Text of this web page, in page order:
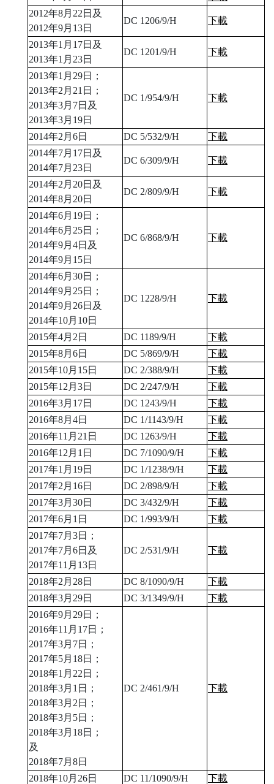
2012年8月22日及
2012年9月13日
DC 1206/9/H 下載
2013年1月17日及
2013年1月23日
DC 1201/9/H 下載
2013年1月29日；
2013年2月21日；
2013年3月7日及
2013年3月19日
DC 1/954/9/H 下載
2014年2月6日 DC 5/532/9/H
下載
2014年7月17日及
2014年7月23日
DC 6/309/9/H 下載
2014年2月20日及
2014年8月20日
DC 2/809/9/H 下載
2014年6月19日；
2014年6月25日；
2014年9月4日及
2014年9月15日
DC 6/868/9/H 下載
2014年6月30日；
2014年9月25日；
2014年9月26日及
2014年10月10日
DC 1228/9/H 下載
2015年4月2日 DC 1189/9/H
下載
2015年8月6日
DC 5/869/9/H
下載
2015年10月15日
DC 2/388/9/H
下載
2015年12月3日
DC 2/247/9/H
下載
2016年3月17日
DC 1243/9/H
下載
2016年8月4日
DC 1/1143/9/H
下載
2016年11月21日
DC 1263/9/H
下載
2016年12月1日
DC 7/1090/9/H
下載
2017年1月19日
DC 1/1238/9/H
下載
2017年2月16日
DC 2/898/9/H
下載
2017年3月30日
DC 3/432/9/H
下載
2017年6月1日
DC 1/993/9/H
下載
2017年7月3日；
2017年7月6日及
2017年11月13日
DC 2/531/9/H 下載
2018年2月28日 DC 8/1090/9/H
下載
2018年3月29日
DC 3/1349/9/H
下載
2016年9月29日；
2016年11月17日；
2017年3月7日；
2017年5月18日；
2018年1月22日；
2018年3月1日；
2018年3月2日；
2018年3月5日；
2018年3月18日；
及
2018年7月8日
DC 2/461/9/H 下載
2018年10月26日 DC 11/1090/9/H
下載